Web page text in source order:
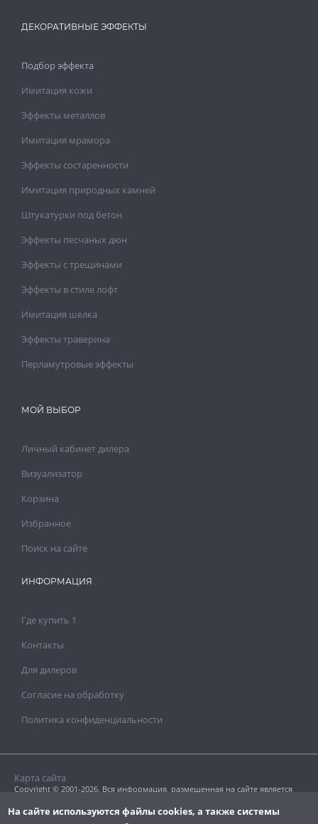
ДЕКОРАТИВНЫЕ ЭФФЕКТЫ
Подбор эффекта
Имитация кожи
Эффекты металлов
Имитация мрамора
Эффекты состаренности
Имитация природных камней
Штукатурки под бетон
Эффекты песчаных дюн
Эффекты с трещинами
Эффекты в стиле лофт
Имитация шелка
Эффекты траверина
Перламутровые эффекты
МОЙ ВЫБОР
Личный кабинет дилера
Визуализатор
Корзина
Избранное
Поиск на сайте
ИНФОРМАЦИЯ
Где купить 1
Контакты
Для дилеров
Согласие на обработку
Политика конфиденциальности
Copyright © 2001-2026. Вся информация, размещенная на сайте является
Копирование текстовых или графических материалов допускается только
с разрешения правообладателя.
Карта сайта
На сайте используются файлы cookies, а также системы